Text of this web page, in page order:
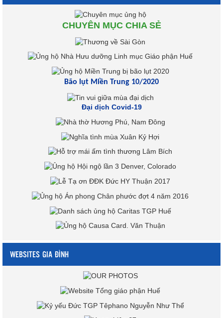
CHUYÊN MỤC CHIA SẺ
Bão lụt Miền Trung 10/2020
Đại dịch Covid-19
WEBSITES GIA ĐÌNH